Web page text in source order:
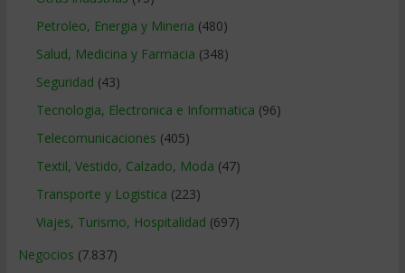
Petroleo, Energia y Mineria (480)
Salud, Medicina y Farmacia (348)
Seguridad (43)
Tecnologia, Electronica e Informatica (96)
Telecomunicaciones (405)
Textil, Vestido, Calzado, Moda (47)
Transporte y Logistica (223)
Viajes, Turismo, Hospitalidad (697)
Negocios (7.837)